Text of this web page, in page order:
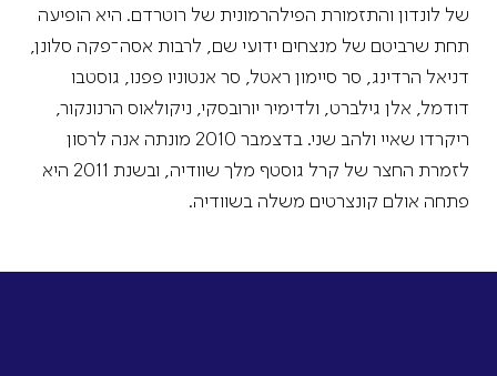
של לונדון והתזמורת הפילהרמונית של רוטרדם. היא הופיעה
תחת שרביטם של מנצחים ידועי שם, לרבות אסה־פקה סלונן,
דניאל הרדינג, סר סיימון ראטל, סר אנטוניו פפנו, גוסטבו
דודמל, אלן גילברט, ולדימיר יורובסקי, ניקולאוס הרנונקור,
ריקרדו שאיי ולהב שני. בדצמבר 2010 מונתה אנה לרסון
לזמרת החצר של קרל גוסטף מלך שוודיה, ובשנת 2011 היא
פתחה אולם קונצרטים משלה בשוודיה.